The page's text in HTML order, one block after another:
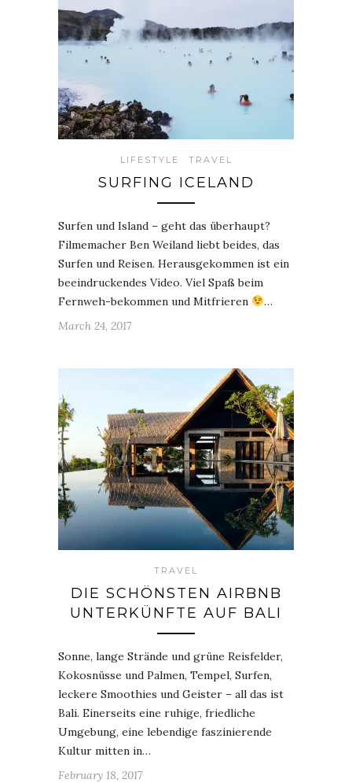
LIFESTYLE TRAVEL
SURFING ICELAND
Surfen und Island – geht das überhaupt?
Filmemacher Ben Weiland liebt beides, das
Surfen und Reisen. Herausgekommen ist ein
beeindruckendes Video. Viel Spaß beim
Fernweh-bekommen und Mitfrieren
…
March 24, 2017
TRAVEL
DIE SCHÖNSTEN AIRBNB
UNTERKÜNFTE AUF BALI
Sonne, lange Strände und grüne Reisfelder,
Kokosnüsse und Palmen, Tempel, Surfen,
leckere Smoothies und Geister – all das ist
Bali. Einerseits eine ruhige, friedliche
Umgebung, eine lebendige faszinierende
Kultur mitten in…
February 18, 2017